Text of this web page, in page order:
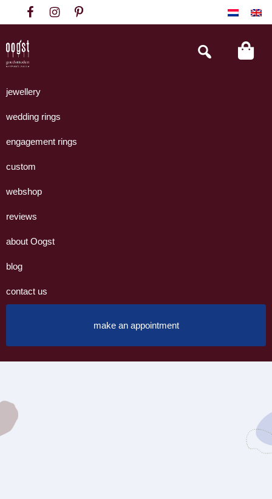
to
primary
navigation
to
content
to
footer
Goudsmeden
Amsterdam
handgemaakte
uit
eigen
Search
this
jewellery
wedding rings
engagement rings
custom
webshop
reviews
about Oogst
blog
contact us
make an appointment